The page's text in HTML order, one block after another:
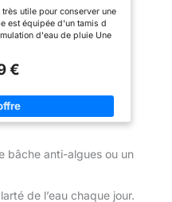
utile pour conserver une
est équipée d'un tamis d
d'eau de pluie Une
conserver une eau propre
b>: Non
€
bâche anti-algues ou un
de l’eau chaque jour.